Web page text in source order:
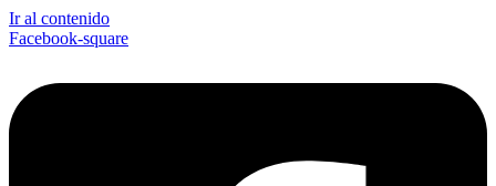
Ir al contenido
Facebook-square